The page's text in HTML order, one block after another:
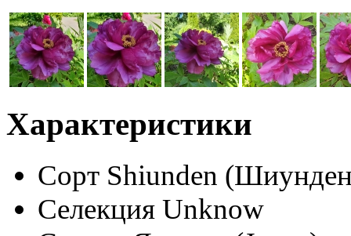
Характеристики
Сорт Shiunden
Селекция Unknow